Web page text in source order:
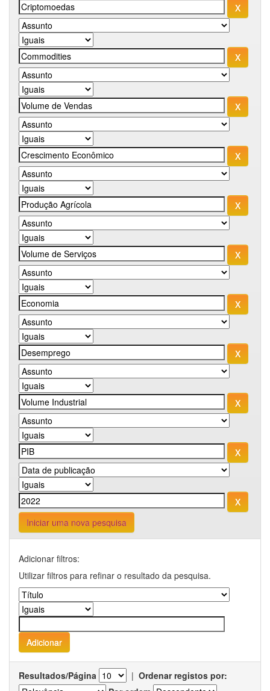
Iniciar uma nova pesquisa
Adicionar filtros:
Utilizar filtros para refinar o resultado da pesquisa.
Resultados/Página | Ordenar registos por: